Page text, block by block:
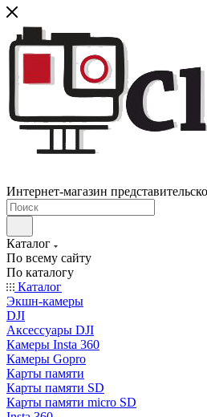
Интернет-магазин
Каталог
По всему сайту
По каталогу
Каталог
Экшн-камеры
DJI
Аксессуары DJI
Камеры Insta 360
Камеры Gopro
Карты памяти
Карты памяти SD
Карты памяти micro SD